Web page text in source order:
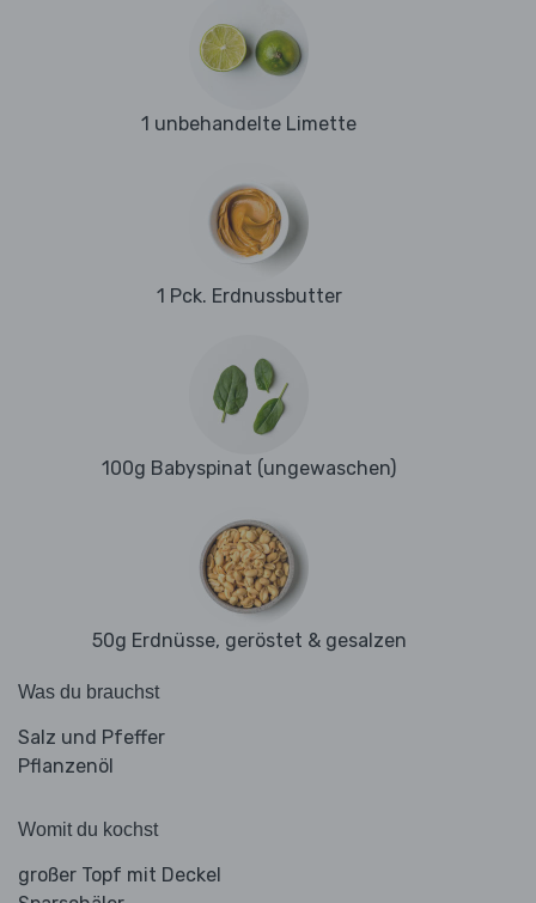
1 unbehandelte Limette
1 Pck. Erdnussbutter
100g Babyspinat (ungewaschen)
50g Erdnüsse, geröstet & gesalzen
Was du brauchst
Salz und Pfeffer
Pflanzenöl
Womit du kochst
großer Topf mit Deckel